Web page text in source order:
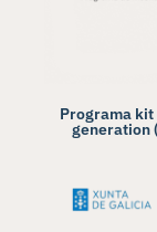
Programa
generation